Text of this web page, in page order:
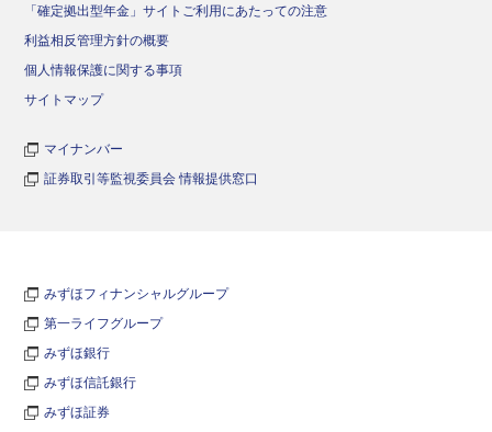
「確定拠出型年金」サイトご利用にあたっての注意
利益相反管理方針の概要
個人情報保護に関する事項
サイトマップ
マイナンバー
証券取引等監視委員会 情報提供窓口
みずほフィナンシャルグループ
第一ライフグループ
みずほ銀行
みずほ信託銀行
みずほ証券